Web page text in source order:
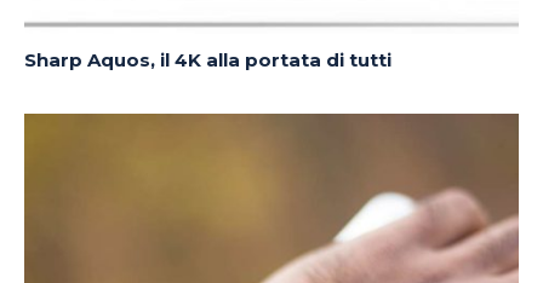
Sharp Aquos, il 4K alla portata di tutti